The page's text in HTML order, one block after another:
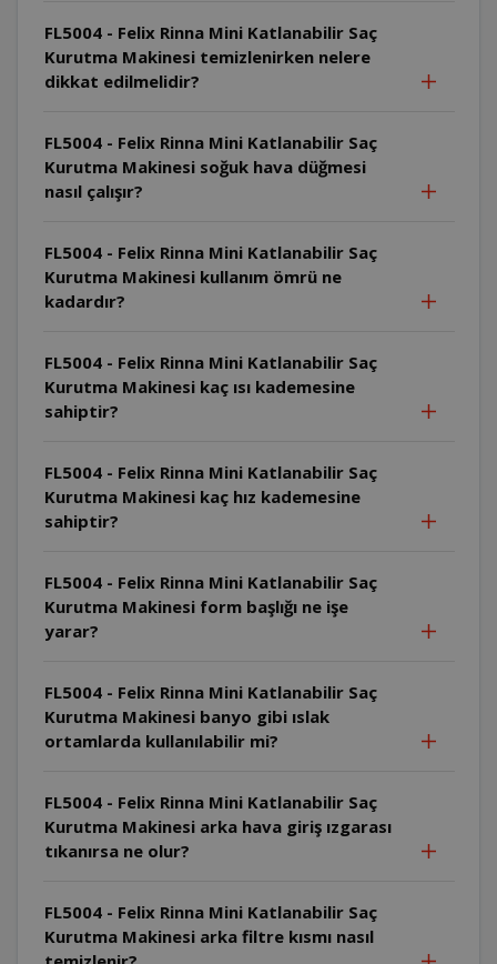
FL5004 - Felix Rinna Mini Katlanabilir Saç
Kurutma Makinesi temizlenirken nelere
dikkat edilmelidir?
FL5004 - Felix Rinna Mini Katlanabilir Saç
Kurutma Makinesi soğuk hava düğmesi
nasıl çalışır?
FL5004 - Felix Rinna Mini Katlanabilir Saç
Kurutma Makinesi kullanım ömrü ne
kadardır?
FL5004 - Felix Rinna Mini Katlanabilir Saç
Kurutma Makinesi kaç ısı kademesine
sahiptir?
FL5004 - Felix Rinna Mini Katlanabilir Saç
Kurutma Makinesi kaç hız kademesine
sahiptir?
FL5004 - Felix Rinna Mini Katlanabilir Saç
Kurutma Makinesi form başlığı ne işe
yarar?
FL5004 - Felix Rinna Mini Katlanabilir Saç
Kurutma Makinesi banyo gibi ıslak
ortamlarda kullanılabilir mi?
FL5004 - Felix Rinna Mini Katlanabilir Saç
Kurutma Makinesi arka hava giriş ızgarası
tıkanırsa ne olur?
FL5004 - Felix Rinna Mini Katlanabilir Saç
Kurutma Makinesi arka filtre kısmı nasıl